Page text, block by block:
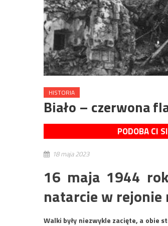
HISTORIA
Biało – czerwona
PODOBA CI
18 maja 2023
16 maja 1944
natarcie w rejonie
Walki były niezwykle zacięte, a obie